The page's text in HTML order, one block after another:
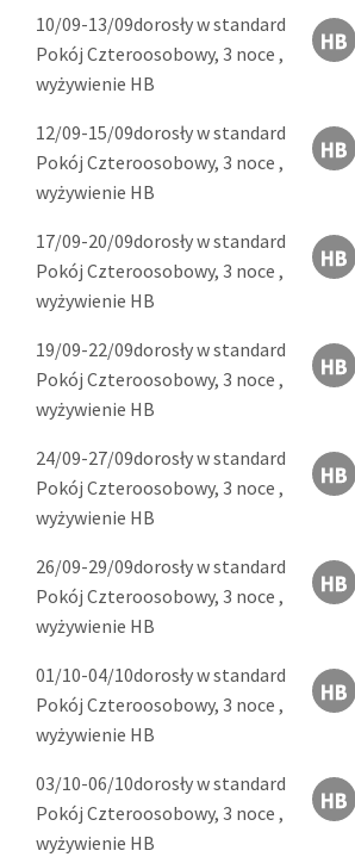
10/09-13/09dorosły w standard
Pokój Czteroosobowy, 3 noce ,
wyżywienie HB
12/09-15/09dorosły w standard
Pokój Czteroosobowy, 3 noce ,
wyżywienie HB
17/09-20/09dorosły w standard
Pokój Czteroosobowy, 3 noce ,
wyżywienie HB
19/09-22/09dorosły w standard
Pokój Czteroosobowy, 3 noce ,
wyżywienie HB
24/09-27/09dorosły w standard
Pokój Czteroosobowy, 3 noce ,
wyżywienie HB
26/09-29/09dorosły w standard
Pokój Czteroosobowy, 3 noce ,
wyżywienie HB
01/10-04/10dorosły w standard
Pokój Czteroosobowy, 3 noce ,
wyżywienie HB
03/10-06/10dorosły w standard
Pokój Czteroosobowy, 3 noce ,
wyżywienie HB